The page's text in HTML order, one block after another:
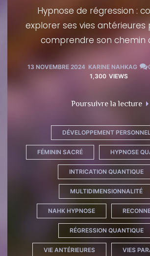
Hypnose de régression :
explorer ses vies antérieures
comprendre son chemin
13 NOVEMBRE 2024 KARINE NAHKAG
1,300 VIEWS
Poursuivre la lecture
DÉVELOPPEMENT PERSONNEL
FÉMININ SACRÉ HYPNOSE
INTRICATION QUANTIQUE
MULTIDIMENSIONNALITÉ
NAHK HYPNOSE
RÉGRESSION QUANTIQUE
VIE ANTÉRIEURES VIES